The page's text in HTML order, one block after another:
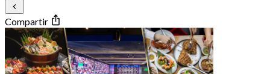
Compartir